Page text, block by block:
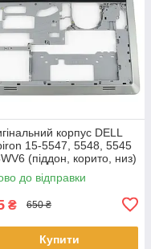
корпус DELL
15-5547, 5548, 5545
(піддон, корито, низ)
до відправки
₴ 650 ₴
Купити